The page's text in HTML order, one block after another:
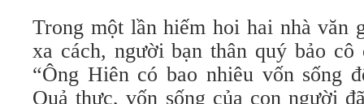
Trong một lần hiếm hoi hai nhà văn
xa cách, người bạn thân quý bảo
“Ông Hiên có bao nhiêu vốn sống
Quả thực, vốn sống của con người